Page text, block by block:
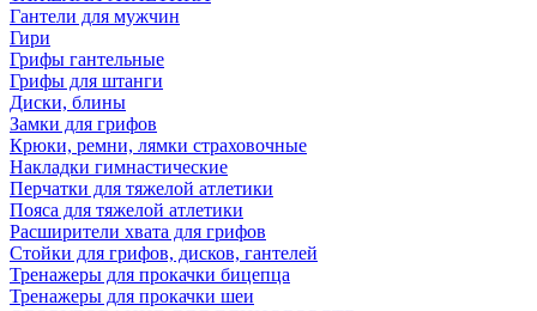
Гантели для мужчин
Гири
Грифы гантельные
Грифы для штанги
Диски, блины
Замки для грифов
Крюки, ремни, лямки страховочные
Накладки гимнастические
Перчатки для тяжелой атлетики
Пояса для тяжелой атлетики
Расширители хвата для грифов
Стойки для грифов, дисков, гантелей
Тренажеры для прокачки бицепца
Тренажеры для прокачки шеи